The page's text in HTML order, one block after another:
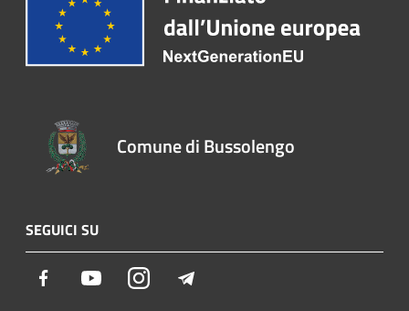
Comune di Bussolengo
SEGUICI SU
Facebook YoutubeInstagram